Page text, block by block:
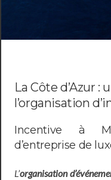
La Côte d’Azur :
l’organisation
Incentive à
d’entreprise de
L’organisation